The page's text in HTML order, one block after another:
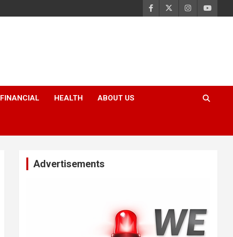
FINANCIAL HEALTH ABOUT US
Advertisements